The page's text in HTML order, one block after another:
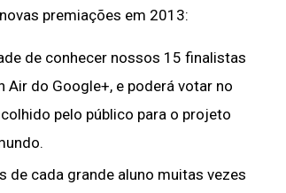
premiações em 2013:
de conhecer nossos 15 finalistas
Air do Google+, e poderá votar no
pelo público para o projeto
de cada grande aluno muitas vezes